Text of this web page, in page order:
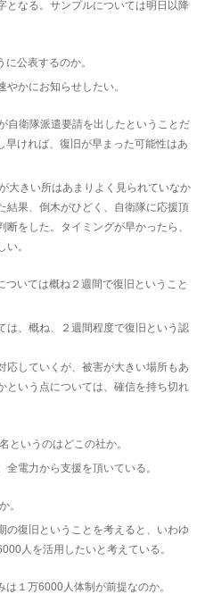
となる。サンプルについては明日以降
公表するのか。
やかにお知らせしたい。
自衛隊派遣要請を出したということだ
早ければ、復旧が早まった可能性はあ
大きい所はあまりよく見られていなか
結果、倒木がひどく、自衛隊に応援頂
をした。タイミングが早かったら、
。
いては概ね２週間で復旧ということ
は、概ね、２週間程度で復旧という認
応していくが、被害が大きい場所もあ
という点については、確信を持ち切れ
というのはどこの社か。
全電力から支援を頂いている。
。
の復旧ということを考えると、いわゆ
人を活用したいと考えている。
１万6000人体制が前提なのか。